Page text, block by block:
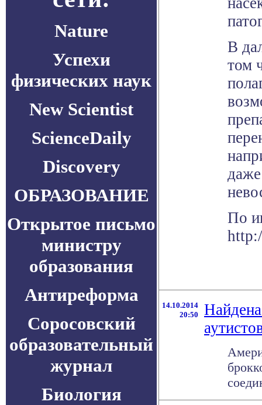
Nature
Успехи
физических наук
New Scientist
ScienceDaily
Discovery
ОБРАЗОВАНИЕ
Открытое письмо
министру
образования
Антиреформа
Соросовский
образовательный
журнал
Биология
В
том
даже
По
14.10.2014
20:50